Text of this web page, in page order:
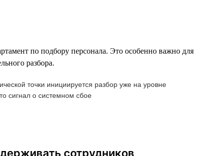
по подбору персонала. Это особенно важно для
разбора.
точки инициируется разбор уже на уровне
сигнал о системном сбое
сотрудников